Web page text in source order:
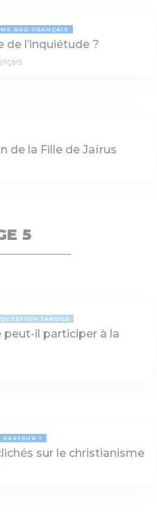
FRANÇAIS
de l’inquiétude ?
de la Fille de Jaïrus
5
TABOUE
peut-il participer à la
?
sur le christianisme